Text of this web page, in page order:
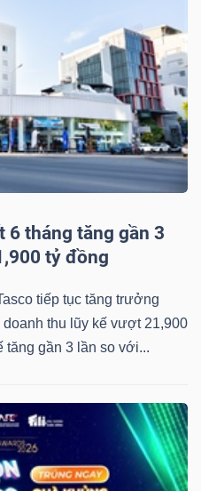
6 tháng tăng gần 3
tỷ đồng
tiếp tục tăng trưởng
thu lũy kế vượt 21,900
tăng gần 3 lần so với...